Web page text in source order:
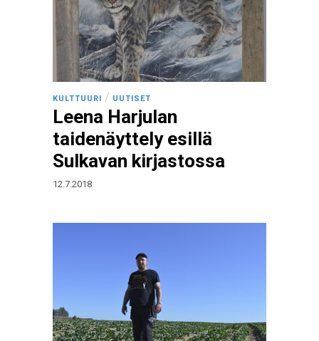
KULTTUURI / UUTISET
Leena Harjulan
taidenäyttely esillä
Sulkavan kirjastossa
12.7.2018